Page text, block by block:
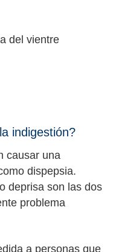
del vientre
indigestión?
causar una
dispepsia.
deprisa son las dos
problema
a personas que